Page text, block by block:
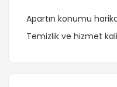
Apartın konumu
Temizlik ve hizmet